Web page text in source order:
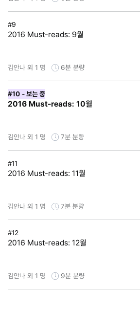
#9
2016 Must-reads: 9월
김안나 외 1 명 6분 분량
#10 - 보는 중
2016 Must-reads: 10월
김안나 외 1 명 7분 분량
#11
2016 Must-reads: 11월
김안나 외 1 명 7분 분량
#12
2016 Must-reads: 12월
김안나 외 1 명 9분 분량